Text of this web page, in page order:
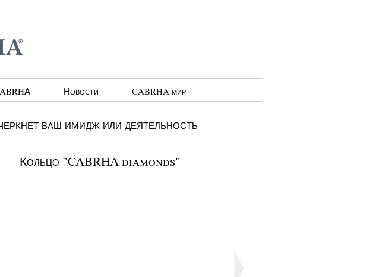
Новости
CABRHA мир
ваш имидж или деятельность
Кольцо "CABRHA diamonds"